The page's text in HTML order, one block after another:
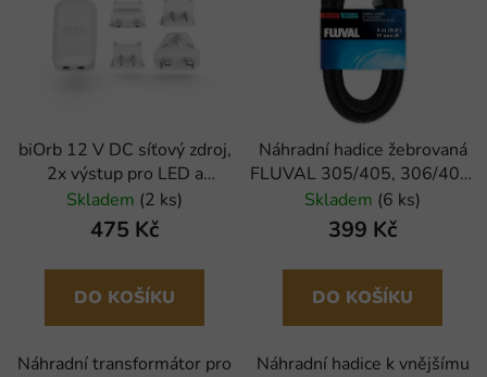
biOrb 12 V DC síťový zdroj,
2x výstup pro LED a
vzduchovací kompresor
Skladem (2 ks)
475 Kč
DO KOŠÍKU
Náhradní transformátor pro
Náhradní hadice žebrovaná
FLUVAL 305/405, 306/406,
307/407 (1ks)
Skladem (6 ks)
399 Kč
DO KOŠÍKU
Náhradní hadice k vnějšímu